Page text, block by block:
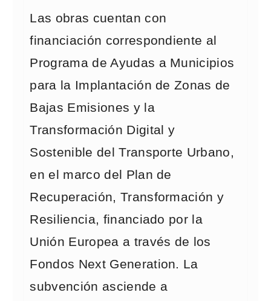
Las obras cuentan con
financiación correspondiente al
Programa de Ayudas a Municipios
para la Implantación de Zonas de
Bajas Emisiones y la
Transformación Digital y
Sostenible del Transporte Urbano,
en el marco del Plan de
Recuperación, Transformación y
Resiliencia, financiado por la
Unión Europea a través de los
Fondos Next Generation. La
subvención asciende a